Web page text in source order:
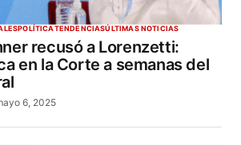
POLÍTICATENDENCIASÚLTIMAS NOTICIAS
recusó a Lorenzetti:
en la Corte a semanas del
6, 2025